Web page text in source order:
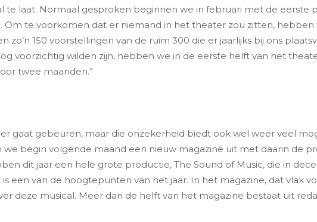
laat. Normaal gesproken beginnen we in februari met de eerste
Om te voorkomen dat er niemand in het theater zou zitten,
150 voorstellingen van de ruim 300 die er jaarlijks bij ons
voorzichtig wilden zijn, hebben we in de eerste helft van het
twee maanden.”
gaat gebeuren, maar die onzekerheid biedt ook wel weer veel
begin volgende maand een nieuw magazine uit met daarin de
dit jaar een hele grote productie, The Sound of Music, die in
een van de hoogtepunten van het jaar. In het magazine, dat vlak
deze musical. Meer dan de helft van het magazine bestaat uit